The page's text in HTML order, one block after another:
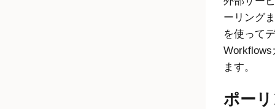
ーリング
を使って
Workflows
ます。
ポー